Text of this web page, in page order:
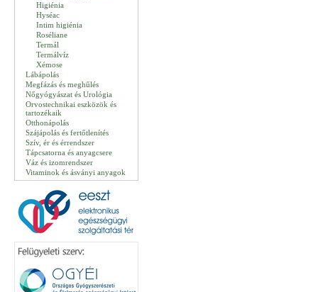
Higiénia
Hyséac
Intim higiénia
Roséliane
Termál
Termálvíz
Xémose
Lábápolás
Megfázás és meghűlés
Nőgyógyászat és Urológia
Orvostechnikai eszközök és
tartozékaik
Otthonápolás
Szájápolás és fertőtlenítés
Szív, ér és érrendszer
Tápcsatorna és anyagcsere
Váz és izomrendszer
Vitaminok és ásványi anyagok